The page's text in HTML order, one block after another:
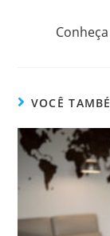
VOCÊ